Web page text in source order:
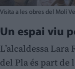
Visita a les obres del Molí
Un espai viu
L’alcaldessa
del Pla és part